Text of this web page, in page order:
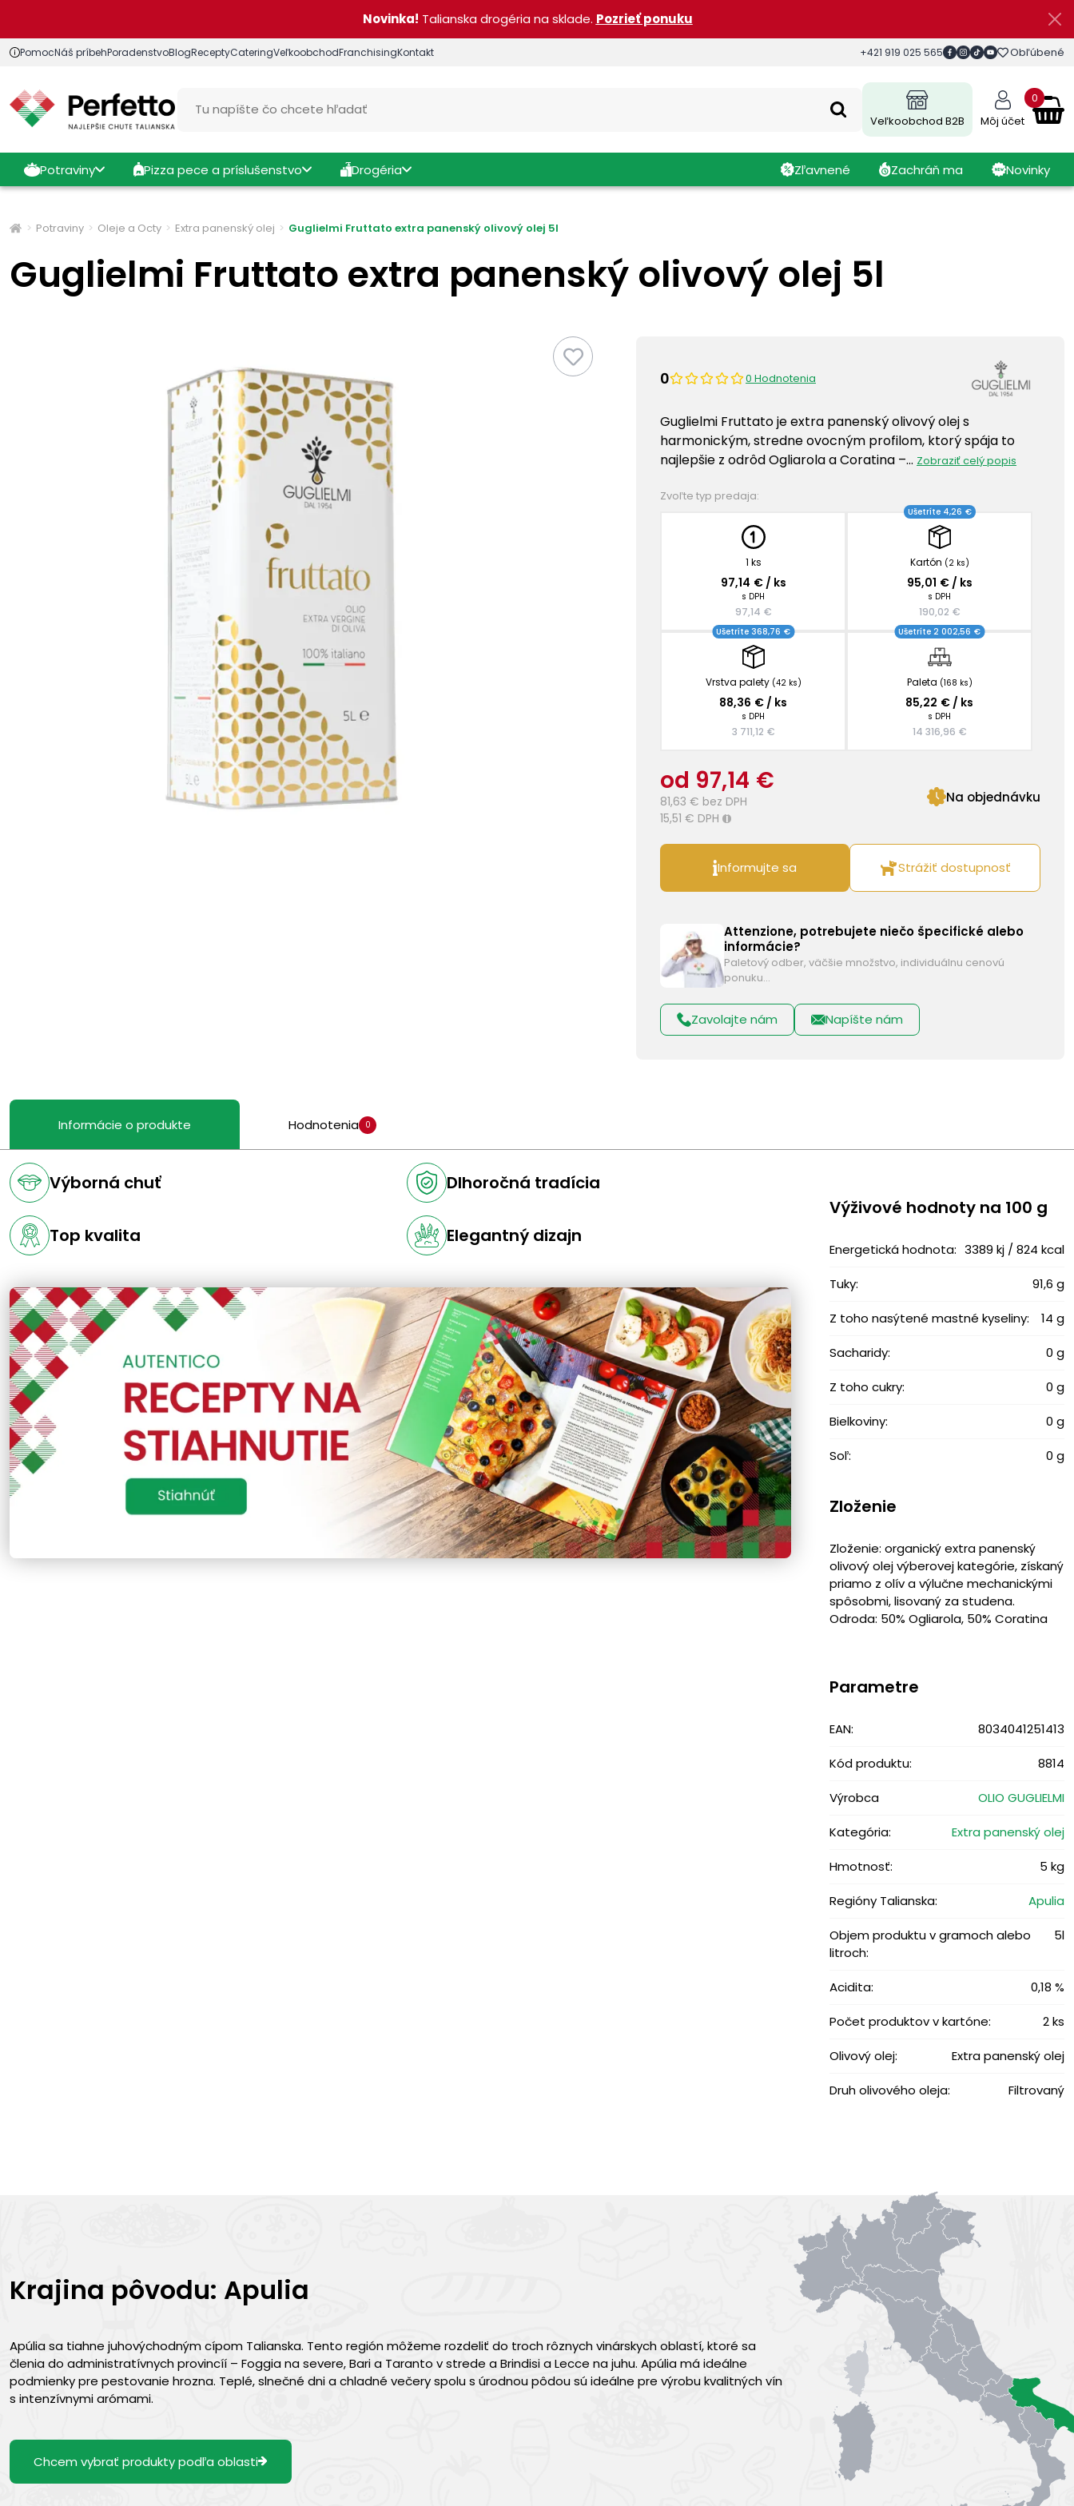
Novinka! Talianska drogéria na sklade. Pozrieť ponuku
PomocNáš príbehPoradenstvoBlogReceptyCateringVeľkoobchodFranchisingKontakt +421 919 025 565 Obľúbené
Veľkoobchod B2B Môj účet
0
Potraviny Pizza pece a príslušenstvo Drogéria Zľavnené Zachráň ma Novinky
Potraviny Oleje a Octy Extra panenský olej Guglielmi Fruttato extra panenský olivový olej 5l
Guglielmi Fruttato extra panenský olivový olej 5l
0 0 Hodnotenia
Guglielmi Fruttato je extra panenský olivový olej s
harmonickým, stredne ovocným profilom, ktorý spája to
najlepšie z odrôd Ogliarola a Coratina –… Zobraziť celý popis
Zvoľte typ predaja:
1 ks
97,14 € / ks
s DPH
97,14 €
Kartón (2 ks)
Ušetríte 4,26 €
95,01 € / ks
s DPH
190,02 €
Vrstva palety (42 ks)
Ušetríte 368,76 €
88,36 € / ks
s DPH
3 711,12 €
Paleta (168 ks)
Ušetríte 2 002,56 €
85,22 € / ks
s DPH
14 316,96 €
od 97,14 €
81,63 € bez DPH
15,51 € DPH i
Na objednávku
Informujte sa Strážiť dostupnosť
Attenzione, potrebujete niečo špecifické alebo
informácie?
Paletový odber, väčšie množstvo, individuálnu cenovú
ponuku…
Zavolajte nám Napíšte nám
Informácie o produkte Hodnotenia 0
Výborná chuť Dlhoročná tradícia
Top kvalita Elegantný dizajn
Výživové ​​hodnoty na 100 g
Energetická hodnota: 3389 kj / 824 kcal
Tuky: 91,6 g
Z toho nasýtené mastné kyseliny: 14 g
Sacharidy: 0 g
Z toho cukry: 0 g
Bielkoviny: 0 g
Soľ: 0 g
Zloženie
Zloženie: organický extra panenský
olivový olej výberovej kategórie, získaný
priamo z olív a výlučne mechanickými
spôsobmi, lisovaný za studena.
Odroda: 50% Ogliarola, 50% Coratina
Parametre
EAN: 8034041251413
Kód produktu: 8814
Výrobca OLIO GUGLIELMI
Kategória: Extra panenský olej
Hmotnosť: 5 kg
Regióny Talianska: Apulia
Objem produktu v gramoch alebo
litroch:
5l
Acidita: 0,18 %
Počet produktov v kartóne: 2 ks
Olivový olej: Extra panenský olej
Druh olivového oleja: Filtrovaný
Krajina pôvodu: Apulia
Apúlia sa tiahne juhovýchodným cípom Talianska. Tento región môžeme rozdeliť do troch rôznych vinárskych oblastí, ktoré sa
členia do administratívnych provincíí – Foggia na severe, Bari a Taranto v strede a Brindisi a Lecce na juhu. Apúlia má ideálne
podmienky pre pestovanie hrozna. Teplé, slnečné dni a chladné večery spolu s úrodnou pôdou sú ideálne pre výrobu kvalitných vín
s intenzívnymi arómami.
Chcem vybrať produkty podľa oblasti